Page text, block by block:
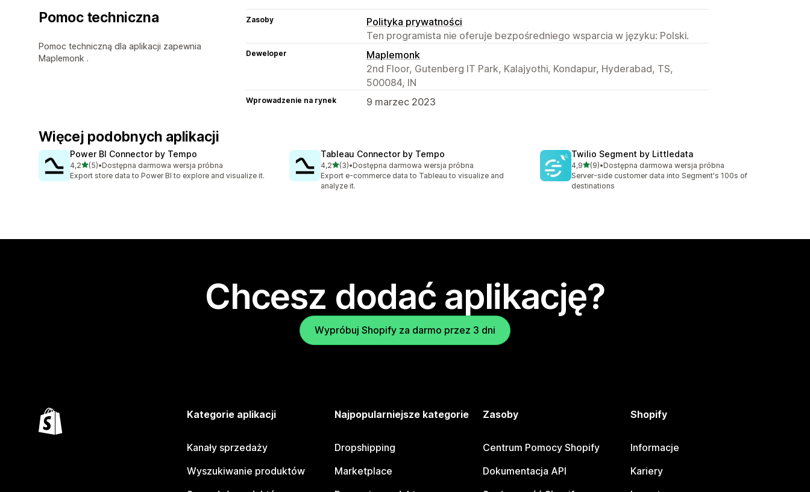
Pomoc techniczna
Pomoc techniczną dla aplikacji zapewnia
Maplemonk .
Zasoby
Polityka prywatności
Ten programista nie oferuje bezpośredniego wsparcia w języku: Polski.
Deweloper
Maplemonk
2nd Floor, Gutenberg IT Park, Kalajyothi, Kondapur, Hyderabad, TS,
500084, IN
Wprowadzenie na rynek 9 marzec 2023
Więcej podobnych aplikacji
Power BI Connector by Tempo
4,2na 5 gwiazdek
(5)
Łączna liczba recenzji: 5
•Dostępna darmowa wersja próbna
Export store data to Power BI to explore and visualize it.
Tableau Connector by Tempo
4,2na 5 gwiazdek
(3)
Łączna liczba recenzji: 3
•Dostępna darmowa wersja próbna
Export e-commerce data to Tableau to visualize and
analyze it.
Twilio Segment by Littledata
4,9na 5 gwiazdek
(9)
Łączna liczba recenzji: 9
•Dostępna darmowa wersja próbna
Server-side customer data into Segment's 100s of
destinations
Chcesz dodać aplikację?
Wypróbuj Shopify za darmo przez 3 dni
Kategorie aplikacji
Kanały sprzedaży
Wyszukiwanie produktów
Najpopularniejsze kategorie
Dropshipping
Marketplace
Zasoby
Centrum Pomocy Shopify
Dokumentacja API
Shopify
Informacje
Kariery